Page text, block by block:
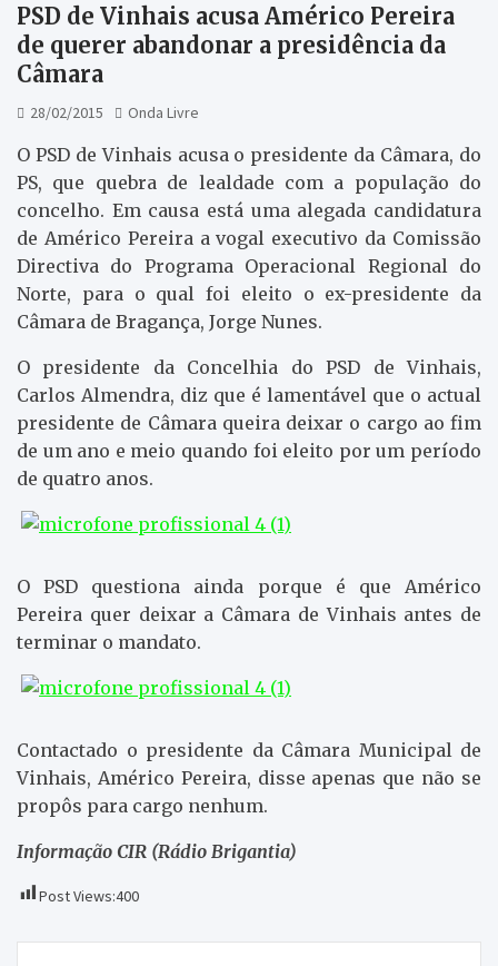
PSD de Vinhais acusa Américo Pereira
de querer abandonar a presidência da
Câmara
28/02/2015 Onda Livre
O PSD de Vinhais acusa o presidente da Câmara, do
PS, que quebra de lealdade com a população do
concelho. Em causa está uma alegada candidatura
de Américo Pereira a vogal executivo da Comissão
Directiva do Programa Operacional Regional do
Norte, para o qual foi eleito o ex-presidente da
Câmara de Bragança, Jorge Nunes.
O presidente da Concelhia do PSD de Vinhais,
Carlos Almendra, diz que é lamentável que o actual
presidente de Câmara queira deixar o cargo ao fim
de um ano e meio quando foi eleito por um período
de quatro anos.
O PSD questiona ainda porque é que Américo
Pereira quer deixar a Câmara de Vinhais antes de
terminar o mandato.
Contactado o presidente da Câmara Municipal de
Vinhais, Américo Pereira, disse apenas que não se
propôs para cargo nenhum.
Informação CIR (Rádio Brigantia)
Post Views:400